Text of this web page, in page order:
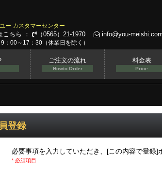
ー カスタマーセンター
こちら ： （0565）21-1970 info@you-meishi.com
：00～17：30（休業日を除く）
ご注文の流れ
Howto Order
料金表
Price
登録
必要事項を入力していただき、[この内容で登録]
* 必須項目